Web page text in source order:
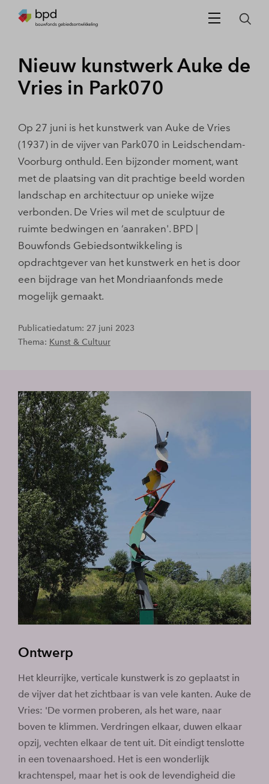
Nieuw kunstwerk Auke de
Vries in Park070
Op 27 juni is het kunstwerk van Auke de Vries
(1937) in de vijver van Park070 in Leidschendam-
Voorburg onthuld. Een bijzonder moment, want
met de plaatsing van dit prachtige beeld worden
landschap en architectuur op unieke wijze
verbonden. De Vries wil met de sculptuur de
ruimte bedwingen en ‘aanraken'. BPD |
Bouwfonds Gebiedsontwikkeling is
opdrachtgever van het kunstwerk en het is door
een bijdrage van het Mondriaanfonds mede
mogelijk gemaakt.
Publicatiedatum: 27 juni 2023
Thema: Kunst & Cultuur
Ontwerp
Het kleurrijke, verticale kunstwerk is zo geplaatst in
de vijver dat het zichtbaar is van vele kanten. Auke de
Vries: 'De vormen proberen, als het ware, naar
boven te klimmen. Verdringen elkaar, duwen elkaar
opzij, vechten elkaar de tent uit. Dit eindigt tenslotte
in een tovenaarshoed. Het is een wonderlijk
krachtenspel, maar het is ook de levendigheid die